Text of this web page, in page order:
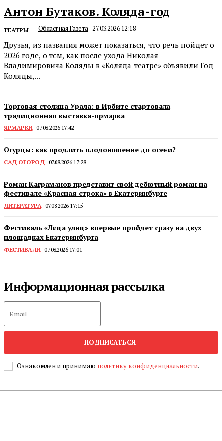
Антон Бутаков. Коляда-год
ТЕАТРЫ Областная Газета-27.03.2026 12:18
Друзья, из названия может показаться, что речь пойдет о
2026 годе, о том, как после ухода Николая
Владимировича Коляды в «Коляда-театре» объявили Год
Коляды,...
Торговая столица Урала: в Ирбите стартовала
традиционная выставка-ярмарка
ЯРМАРКИ 07.08.2026 17:42
Огурцы: как продлить плодоношение до осени?
САД ОГОРОД 07.08.2026 17:28
Роман Каграманов представит свой дебютный роман на
фестивале «Красная строка» в Екатеринбурге
ЛИТЕРАТУРА 07.08.2026 17:15
Фестиваль «Лица улиц» впервые пройдет сразу на двух
площадках Екатеринбурга
ФЕСТИВАЛИ 07.08.2026 17:01
Информационная рассылка
ПОДПИСАТЬСЯ
Ознакомлен и принимаю политику конфиденциальности.